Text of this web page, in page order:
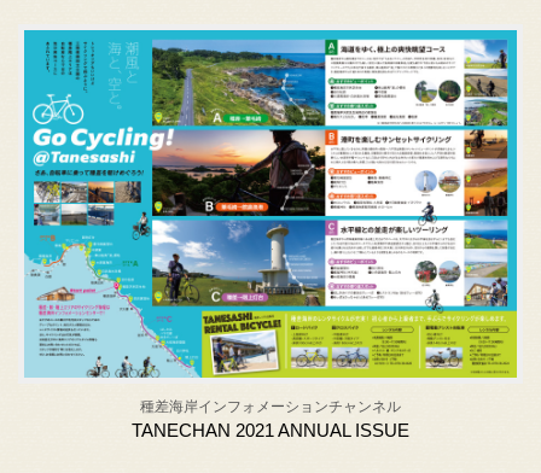
種差海岸インフォメーションチャンネル
TANECHAN 2021 ANNUAL ISSUE